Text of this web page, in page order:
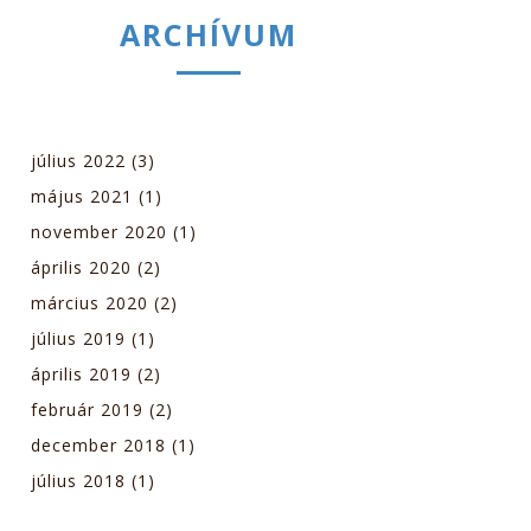
ARCHÍVUM
július 2022 (3)
május 2021 (1)
november 2020 (1)
április 2020 (2)
március 2020 (2)
július 2019 (1)
április 2019 (2)
február 2019 (2)
december 2018 (1)
július 2018 (1)